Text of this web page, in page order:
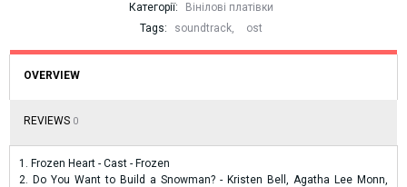
Категорії:
Вінілові платівки
Tags:
soundtrack ost
OVERVIEW
REVIEWS 0
1. Frozen Heart - Cast - Frozen
2. Do You Want to Build a Snowman? - Kristen Bell, Agatha Lee Monn,